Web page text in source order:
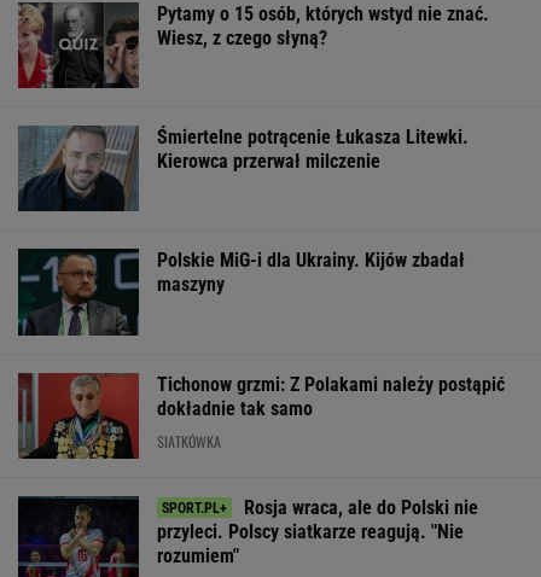
Pytamy o 15 osób, których wstyd nie znać.
Wiesz, z czego słyną?
Śmiertelne potrącenie Łukasza Litewki.
Kierowca przerwał milczenie
Polskie MiG-i dla Ukrainy. Kijów zbadał
maszyny
Tichonow grzmi: Z Polakami należy postąpić
dokładnie tak samo
SIATKÓWKA
Rosja wraca, ale do Polski nie
przyleci. Polscy siatkarze reagują. "Nie
rozumiem"